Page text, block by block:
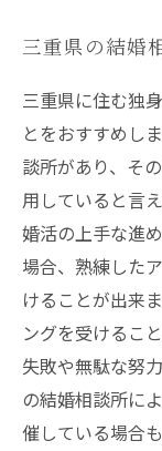
三重県の結婚
三重県に住む独
とをおすすめし
談所があり、そ
用していると言
婚活の上手な進
場合、熟練した
けることが出来
ングを受けるこ
失敗や無駄な努
の結婚相談所に
催している場合